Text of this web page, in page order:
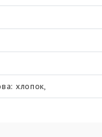
хлопок,